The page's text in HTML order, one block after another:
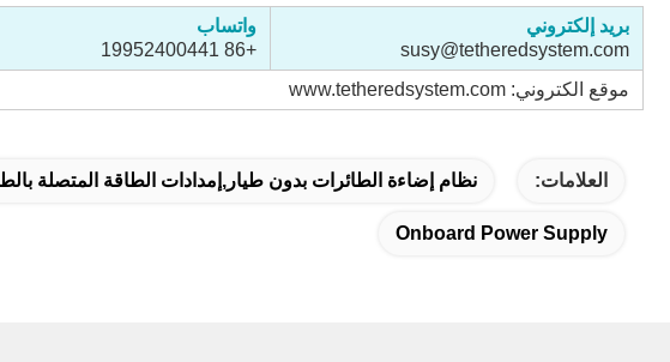
بريد إلكتروني
susy@tetheredsystem.com
واتساب
+86 19952400441
موقع الكتروني: www.tetheredsystem.com
العلامات: نظام إضاءة الطائرات بدون طيار,إمدادات الطاقة المتصلة
Onboard Power Supply